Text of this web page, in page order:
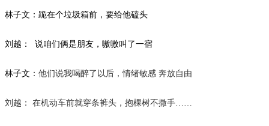
林子文：跪在个垃圾箱前，要给他磕头
刘越： 说咱们俩是朋友，嗷嗷叫了一宿
林子文： 他们说我喝醉了以后，情绪敏感 奔放自由
刘越： 在机动车前就穿条裤头，抱棵树不撒手